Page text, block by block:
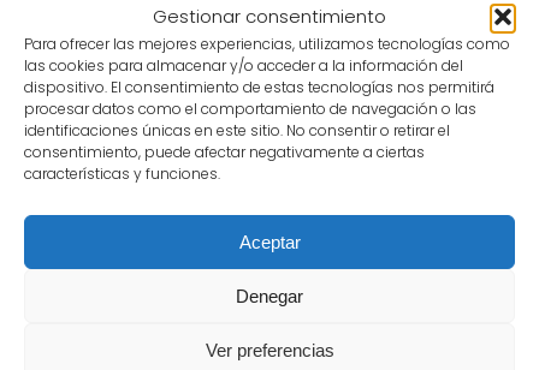
Gestionar consentimiento
Para ofrecer las mejores experiencias, utilizamos tecnologías como
las cookies para almacenar y/o acceder a la información del
dispositivo. El consentimiento de estas tecnologías nos permitirá
procesar datos como el comportamiento de navegación o las
identificaciones únicas en este sitio. No consentir o retirar el
consentimiento, puede afectar negativamente a ciertas
características y funciones.
Aceptar
Denegar
Ver preferencias
Matilde Hellín
Fotografía
Alma Llerena, María Mateo
Reparto